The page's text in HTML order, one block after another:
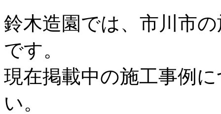
鈴木造園では、市川市
です。
現在掲載中の施工事例
い。